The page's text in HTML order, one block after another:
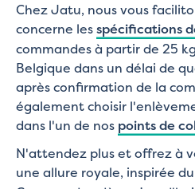
Chez Jatu, nous vous
concerne lesspécifications
commandes à partir de 25
Belgique dans un délai de
après confirmation de la
également choisir
dans l'un de nos points de
N'attendez plus et offrez à
une allure royale, inspirée du